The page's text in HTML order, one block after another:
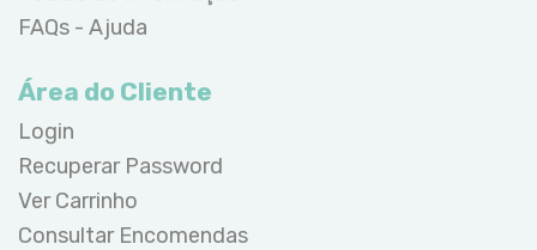
FAQs - Ajuda
Área do Cliente
Login
Recuperar Password
Ver Carrinho
Consultar Encomendas